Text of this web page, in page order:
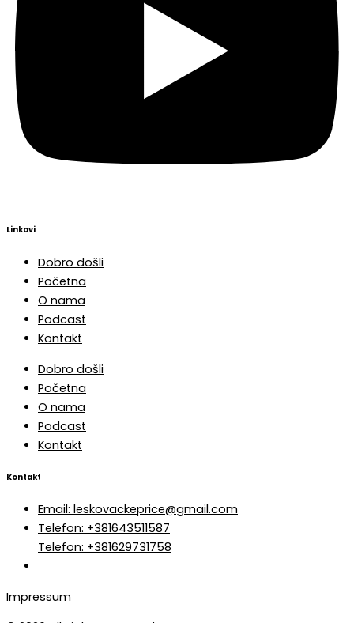
Linkovi
Dobro došli
Početna
O nama
Podcast
Kontakt
Dobro došli
Početna
O nama
Podcast
Kontakt
Kontakt
Email: leskovackeprice@gmail.com
Telefon: +381643511587
Telefon: +381629731758
Impressum